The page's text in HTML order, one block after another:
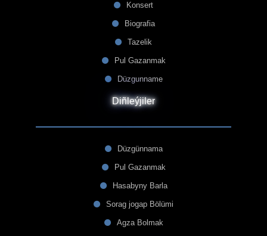
Konsert
Biografia
Tazelik
Pul Gazanmak
Düzgunname
Diñleýjiler
Düzgünnama
Pul Gazanmak
Hasabyny Barla
Sorag jogap Bölümi
Agza Bolmak